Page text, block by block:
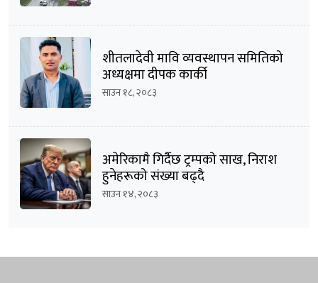
शीतलादेवी मावि व्यवस्थापन समितिको
अध्यक्षमा दीपक कार्की
साउन १८, २०८३
अमेरिकामै गिर्दैछ ट्रम्पको साख, निराश
हुनेहरूको संख्या बढ्दै
साउन १४, २०८३